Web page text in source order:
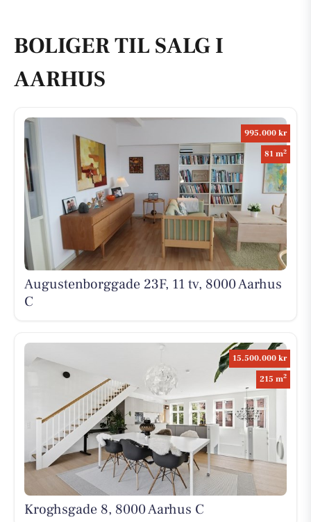
BOLIGER TIL SALG I
AARHUS
995.000 kr
81 m2
Augustenborggade 23F, 11 tv, 8000 Aarhus
C
15.500.000 kr
215 m2
Kroghsgade 8, 8000 Aarhus C